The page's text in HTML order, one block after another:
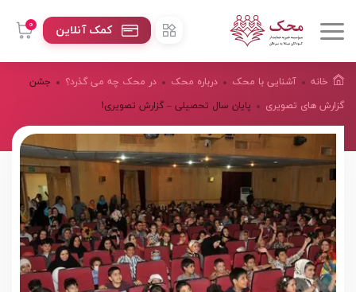
0 کمک آنلاین
خانه آشنایی با محک درباره محک
در محک چه می گذرد؟
گزارش های تصویری
جشن
پایان سال تحصیلی – گزارش تصویری1